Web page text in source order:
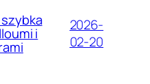
i
2026-
02-20